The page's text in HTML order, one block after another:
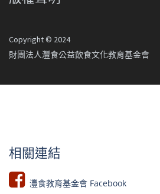
Copyright © 2024
財團法人灃食公益飲食文化教育基金會
相關連結
灃食教育基金會 Facebook​